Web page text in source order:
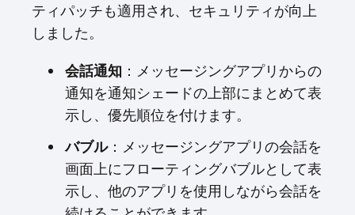
ティパッチも適用され、セキュリティが向上
しました。
会話通知 ：メッセージングアプリからの
通知を通知シェードの上部にまとめて表
示し、優先順位を付けます。
バブル：メッセージングアプリの会話を
画面上にフローティングバブルとして表
示し、他のアプリを使用しながら会話を